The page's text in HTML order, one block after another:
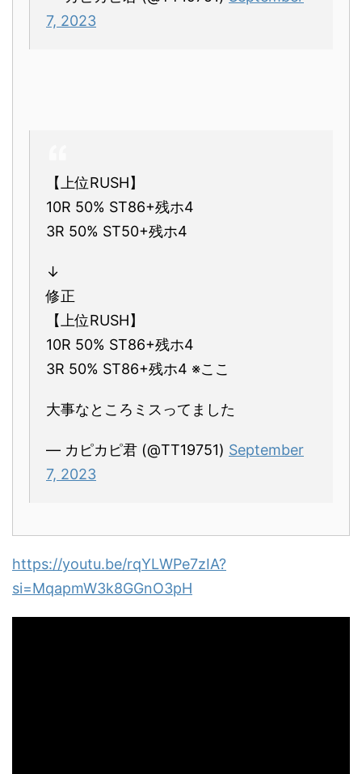
7, 2023
【上位RUSH】
10R 50% ST86+残ホ4
3R 50% ST50+残ホ4
↓
修正
【上位RUSH】
10R 50% ST86+残ホ4
3R 50% ST86+残ホ4 ※ここ
大事なところミスってました
— カピカピ君 (@TT19751) September
7, 2023
https://youtu.be/rqYLWPe7zIA?
si=MqapmW3k8GGnO3pH